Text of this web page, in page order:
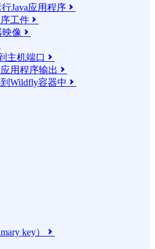
Java应用程序 
工件 
像 
主机端口 
用程序输出 
Wildfly容器中 
key） 